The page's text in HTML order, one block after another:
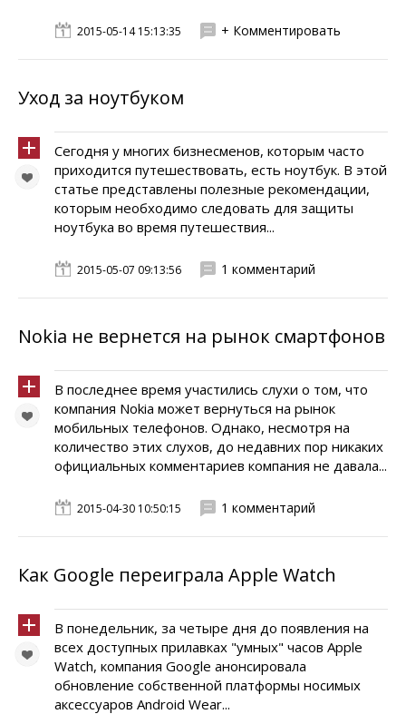
2015-05-14 15:13:35 + Комментировать
Уход за ноутбуком
Сегодня у многих бизнесменов, которым часто
приходится путешествовать, есть ноутбук. В этой
статье представлены полезные рекомендации,
которым необходимо следовать для защиты
ноутбука во время путешествия...
2015-05-07 09:13:56 1 комментарий
Nokia не вернется на рынок смартфонов
В последнее время участились слухи о том, что
компания Nokia может вернуться на рынок
мобильных телефонов. Однако, несмотря на
количество этих слухов, до недавних пор никаких
официальных комментариев компания не давала...
2015-04-30 10:50:15 1 комментарий
Как Google переиграла Apple Watch
В понедельник, за четыре дня до появления на
всех доступных прилавках "умных" часов Apple
Watch, компания Google анонсировала
обновление собственной платформы носимых
аксессуаров Android Wear...